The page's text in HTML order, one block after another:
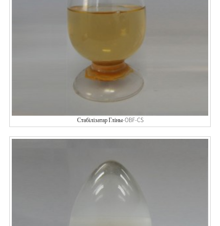
Стабілізатар Гліны-OBF-CS